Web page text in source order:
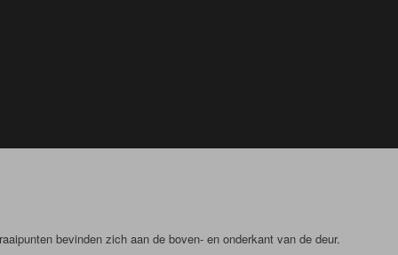
bevinden zich aan de boven- en onderkant van de deur.